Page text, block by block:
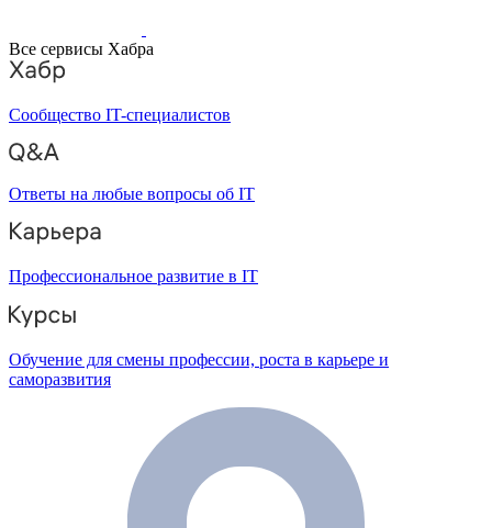
Все сервисы Хабра
Сообщество IT-специалистов
Ответы на любые вопросы об IT
Профессиональное развитие в IT
Обучение для смены профессии, роста в карьере и
саморазвития